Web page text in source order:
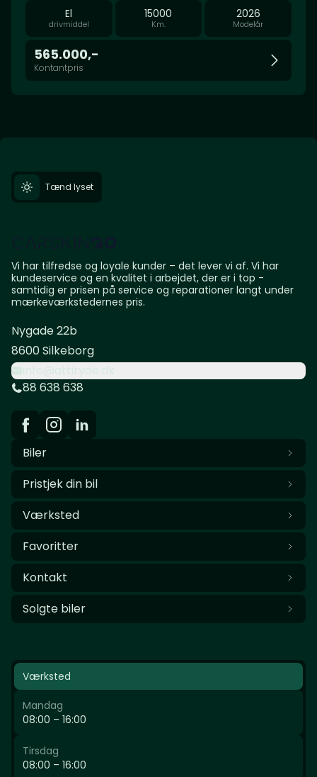
El
drivmiddel
15000
Km.
2026
Modelår
565.000,-
Kontantpris
Tænd lyset
Vi har tilfredse og loyale kunder – det lever vi af. Vi har
kundeservice og en kvalitet i arbejdet, der er i top -
samtidig er prisen på service og reparationer langt under
mærkeværkstedernes pris.
Nygade 22b
8600 Silkeborg
info@attityde.dk
88 638 638
Biler
Pristjek din bil
Værksted
Favoritter
Kontakt
Solgte biler
Værksted
Mandag
08:00 – 16:00
Tirsdag
08:00 – 16:00